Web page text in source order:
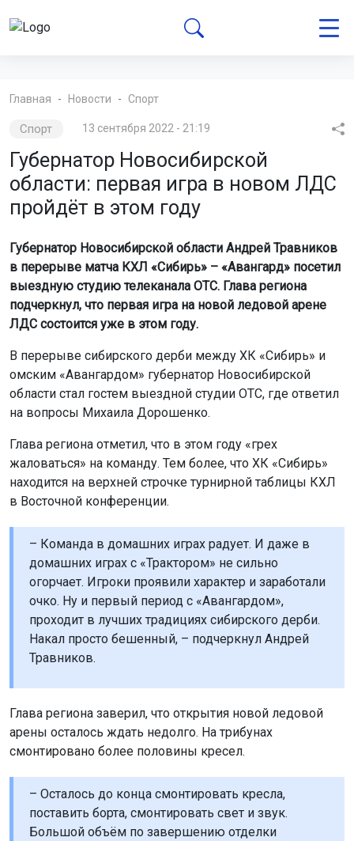
Главная Новости Спорт
Спорт 13 сентября 2022 - 21:19
Губернатор Новосибирской
области: первая игра в новом ЛДС
пройдёт в этом году
Губернатор Новосибирской области Андрей Травников
в перерыве матча КХЛ «Сибирь» – «Авангард» посетил
выездную студию телеканала ОТС. Глава региона
подчеркнул, что первая игра на новой ледовой арене
ЛДС состоится уже в этом году.
В перерыве сибирского дерби между ХК «Сибирь» и
омским «Авангардом» губернатор Новосибирской
области стал гостем выездной студии ОТС, где ответил
на вопросы Михаила Дорошенко.
Глава региона отметил, что в этом году «грех
жаловаться» на команду. Тем более, что ХК «Сибирь»
находится на верхней строчке турнирной таблицы КХЛ
в Восточной конференции.
– Команда в домашних играх радует. И даже в
домашних играх с «Трактором» не сильно
огорчает. Игроки проявили характер и заработали
очко. Ну и первый период с «Авангардом»,
проходит в лучших традициях сибирского дерби.
Накал просто бешенный, – подчеркнул Андрей
Травников.
Глава региона заверил, что открытия новой ледовой
арены осталось ждать недолго. На трибунах
смонтировано более половины кресел.
– Осталось до конца смонтировать кресла,
поставить борта, смонтировать свет и звук.
Большой объём по завершению отделки